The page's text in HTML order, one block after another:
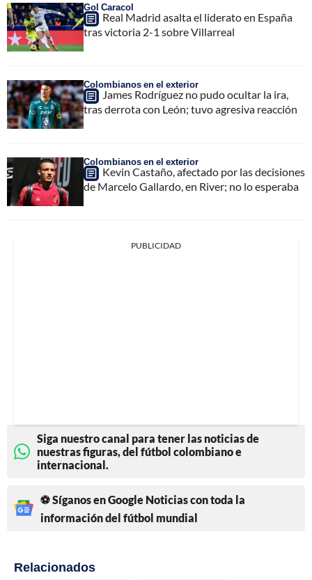
Gol Caracol
Real Madrid asalta el liderato en España
tras victoria 2-1 sobre Villarreal
Colombianos en el exterior
James Rodríguez no pudo ocultar la ira,
tras derrota con León; tuvo agresiva reacción
Colombianos en el exterior
Kevin Castaño, afectado por las decisiones
de Marcelo Gallardo, en River; no lo esperaba
PUBLICIDAD
Siga nuestro canal para tener las noticias de
nuestras figuras, del fútbol colombiano e
internacional.
⚽ Síganos en Google Noticias con toda la
información del fútbol mundial
Relacionados